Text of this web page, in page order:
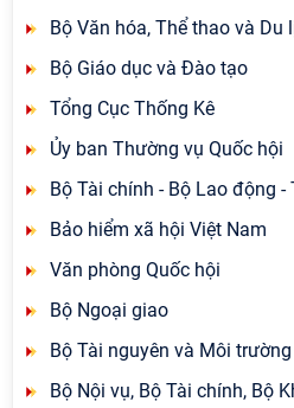
Bộ Văn hóa, Thể thao và Du
Bộ Giáo dục và Đào tạo
Tổng Cục Thống Kê
Ủy ban Thường vụ Quốc hội
Bộ Tài chính - Bộ Lao động
Bảo hiểm xã hội Việt Nam
Văn phòng Quốc hội
Bộ Ngoại giao
Bộ Tài nguyên và Môi trường
Bộ Nội vụ, Bộ Tài chính, Bộ